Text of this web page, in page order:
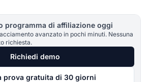
programma di affiliazione oggi
avanzato in pochi minuti. Nessuna
richiesta.
Richiedi demo
prova gratuita di 30 giorni